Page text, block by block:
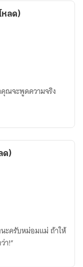
หลด)
ณจะพูดความจริง
ด)
ะครับหม่อมแม่ ถ้าให้
า!”